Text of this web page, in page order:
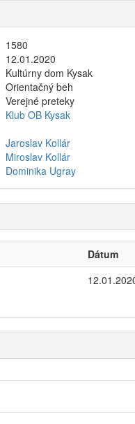
1580
12.01.2020
Kultúrny dom Kysak
Orientačný beh
Verejné preteky
Klub OB Kysak
Jaroslav Kollár
Miroslav Kollár
Dominika Ugray
Dátum